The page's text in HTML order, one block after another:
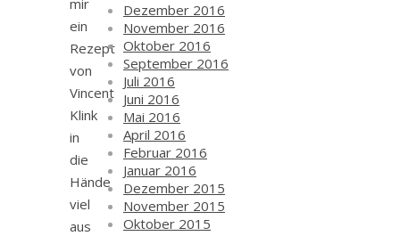
mir
ein
Rezept
von
Vincent
Klink
in
die
Hände
viel
aus
Dezember 2016
November 2016
Oktober 2016
September 2016
Juli 2016
Juni 2016
Mai 2016
April 2016
Februar 2016
Januar 2016
Dezember 2015
November 2015
Oktober 2015